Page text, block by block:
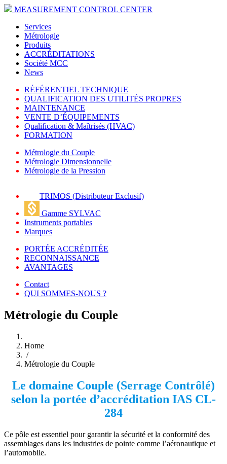
MEASUREMENT CONTROL CENTER
Services
Métrologie
Produits
ACCRÉDITATIONS
Société MCC
News
RÉFÉRENTIEL TECHNIQUE
QUALIFICATION DES UTILITÉS PROPRES
MAINTENANCE
VENTE D’ÉQUIPEMENTS
Qualification & Maîtrisés (HVAC)
FORMATION
Métrologie du Couple
Métrologie Dimensionnelle
Métrologie de la Pression
TRIMOS (Distributeur Exclusif)
Gamme SYLVAC
Instruments portables
Marques
PORTÉE ACCRÉDITÉE
RECONNAISSANCE
AVANTAGES
Contact
QUI SOMMES-NOUS ?
Métrologie du Couple
Home
/
Métrologie du Couple
Le domaine Couple (Serrage Contrôlé)
selon la portée d’accréditation IAS CL-
284
Ce pôle est essentiel pour garantir la sécurité et la conformité des
assemblages dans les industries de pointe comme l’aéronautique et
l’automobile.